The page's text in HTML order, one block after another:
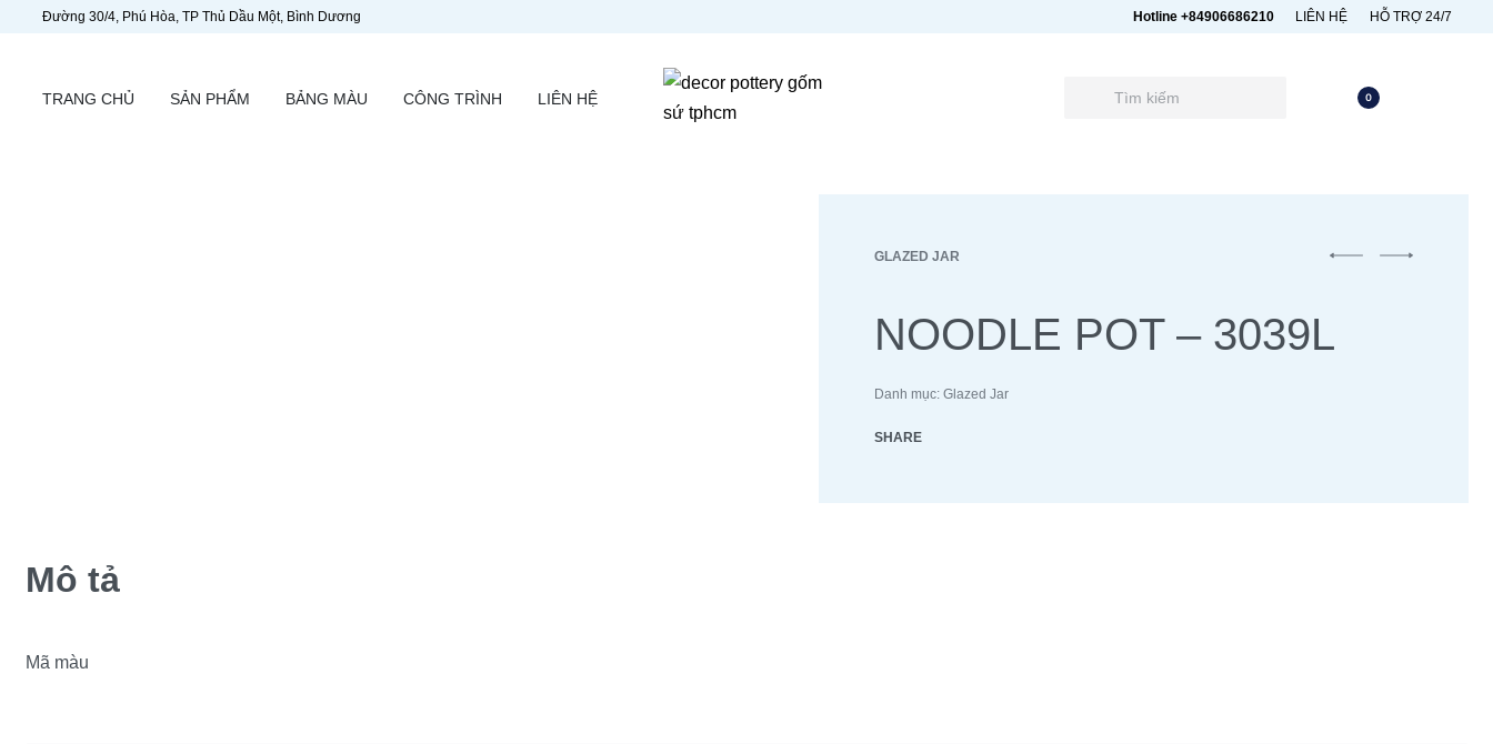
Đường 30/4, Phú Hòa, TP Thủ Dầu Một, Bình Dương Hotline +84906686210 LIÊN HỆ HỖ TRỢ 24/7
TRANG CHỦ SẢN PHẨM BẢNG MÀU CÔNG TRÌNH LIÊN HỆ 0
GLAZED JAR
NOODLE POT – 3039L
Danh mục: Glazed Jar
SHARE
Mô tả
Mã màu